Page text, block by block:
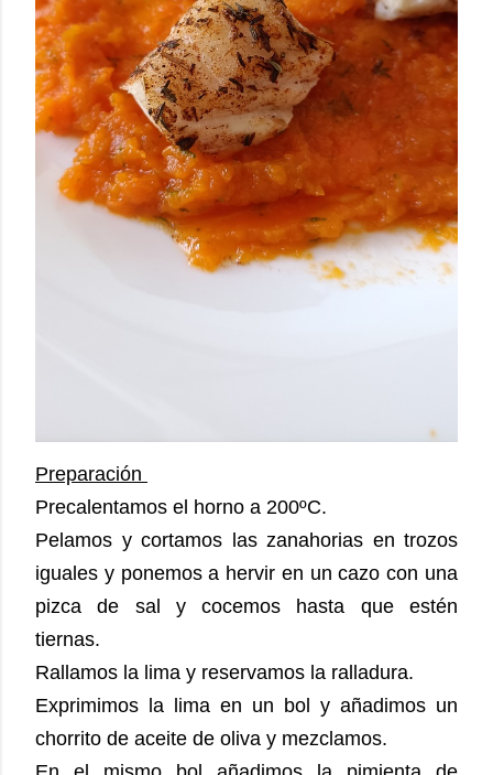
Preparación
Precalentamos el horno a 200ºC.
Pelamos y cortamos las zanahorias en trozos
iguales y ponemos a hervir en un cazo con una
pizca de sal y cocemos hasta que estén
tiernas.
Rallamos la lima y reservamos la ralladura.
Exprimimos la lima en un bol y añadimos un
chorrito de aceite de oliva y mezclamos.